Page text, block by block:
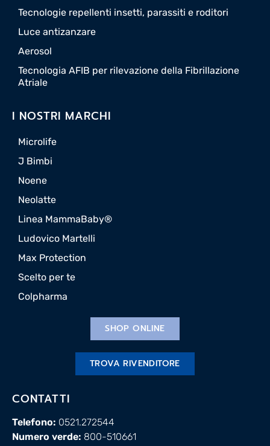
Tecnologie repellenti insetti, parassiti e roditori
Luce antizanzare
Aerosol
Tecnologia AFIB per rilevazione della Fibrillazione
Atriale
I NOSTRI MARCHI
Microlife
J Bimbi
Noene
Neolatte
Linea MammaBaby®
Ludovico Martelli
Max Protection
Scelto per te
Colpharma
SHOP ONLINE
TROVA RIVENDITORE
CONTATTI
Telefono: 0521.272544
Numero verde: 800-510661